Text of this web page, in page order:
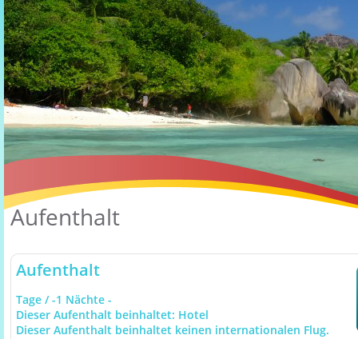
Aufenthalt
Aufenthalt
Tage / -1 Nächte -
Dieser Aufenthalt beinhaltet: Hotel
Dieser Aufenthalt beinhaltet keinen internationalen Flug.